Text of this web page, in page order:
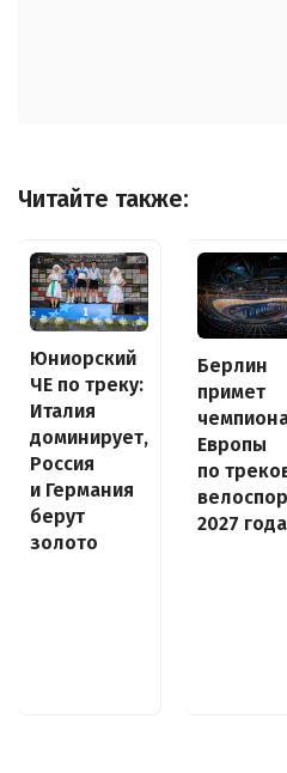
Читайте также:
Юниорский
ЧЕ по треку:
Италия
доминирует,
Россия
и Германия
берут
золото
Берлин
примет
Европы
по
2027 года